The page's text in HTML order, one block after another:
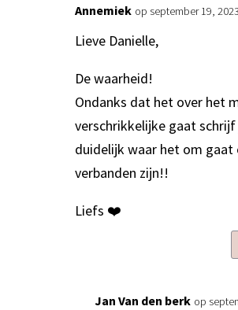
Annemiek op september 19,
Lieve Danielle,
De waarheid!
Ondanks dat het over het
verschrikkelijke gaat schrijf
duidelijk waar het om gaat
verbanden zijn!!
Liefs ❤️
Jan Van den berk op